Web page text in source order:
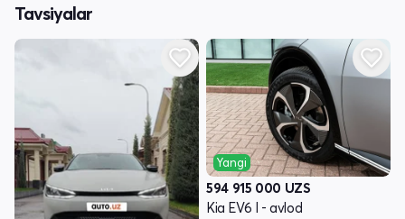
Tavsiyalar
Yangi
594 915 000 UZS
Kia EV6 I - avlod